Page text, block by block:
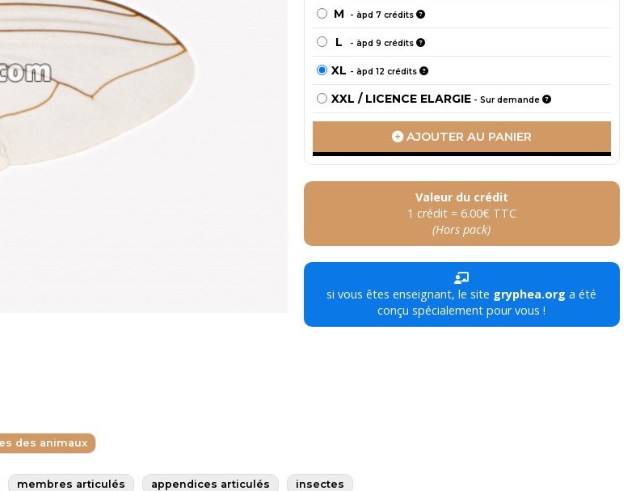
M - àpd 7 crédits
L - àpd 9 crédits
XL - àpd 12 crédits
XXL / LICENCE ELARGIE- Sur demande
AJOUTER AU PANIER
Valeur du crédit
1 crédit = 6.00€ TTC
(Hors pack)
si vous êtes enseignant, le site gryphea.org a été
conçu spécialement pour vous !
des animaux
membres articulés appendices articulés insectes